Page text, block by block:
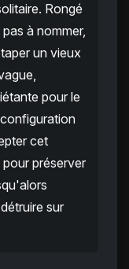
Rongé
à nommer,
un vieux
pour le
cet
préserver
sur